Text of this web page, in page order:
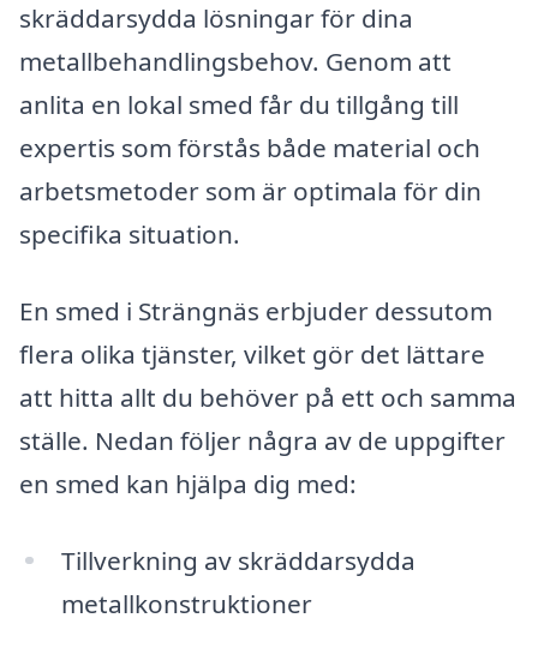
skräddarsydda lösningar för dina
metallbehandlingsbehov. Genom att
anlita en lokal smed får du tillgång till
expertis som förstås både material och
arbetsmetoder som är optimala för din
specifika situation.
En smed i Strängnäs erbjuder dessutom
flera olika tjänster, vilket gör det lättare
att hitta allt du behöver på ett och samma
ställe. Nedan följer några av de uppgifter
en smed kan hjälpa dig med:
Tillverkning av skräddarsydda
metallkonstruktioner